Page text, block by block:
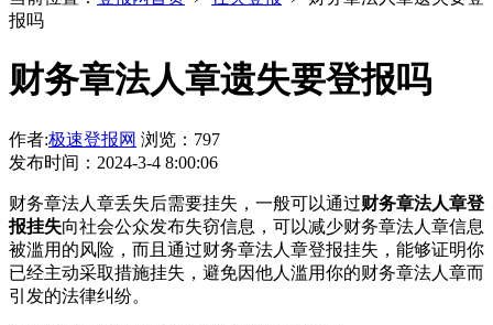
报吗
财务章法人章遗失要登报吗
作者:极速登报网 浏览：797
发布时间：2024-3-4 8:00:06
财务章法人章丢失后需要挂失，一般可以通过财务章法人章登
报挂失向社会公众发布失窃信息，可以减少财务章法人章信息
被滥用的风险，而且通过财务章法人章登报挂失，能够证明你
已经主动采取措施挂失，避免因他人滥用你的财务章法人章而
引发的法律纠纷。